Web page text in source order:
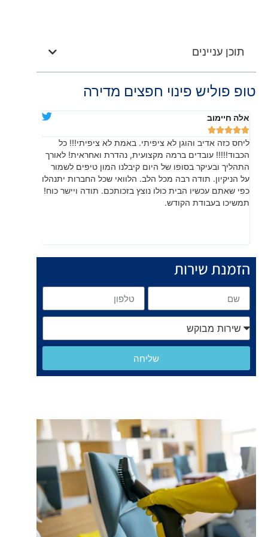
תוכן עניינים
טופ פוליש פינוי חפצים מדירה
אלה חיימוב





ליחס כזה אדיב והוגן לא ציפיתי. באמת לא ציפיתי!!! כל
הכבוד!!!!! עובדים ברמה מקצועית, נהדרת ואחראית! לאורך
התהליך ובעיקר בסופו של היום קיבלנו המון טיפים לשמור
על הניקיון. תודה רבה מכל הלב. הלוואי שכל החברות יתנהלו
כפי שאתם עכשיו הבית כולו נוצץ בזכותכם. תודה ויישר כוח!
תמשיכו בעבודת הקודש.
הזמנת שירות
שליחה